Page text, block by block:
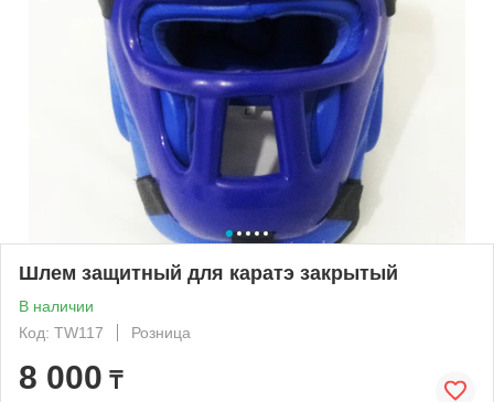
Шлем защитный для каратэ закрытый
В наличии
Код: TW117
Розница
8 000 ₸